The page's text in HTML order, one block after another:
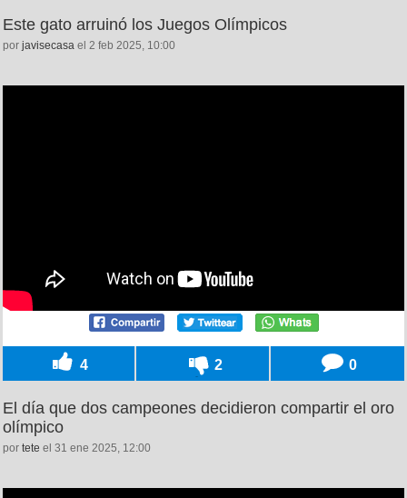
Este gato arruinó los Juegos Olímpicos
por javisecasa el 2 feb 2025, 10:00
4 2 0
El día que dos campeones decidieron compartir el oro
olímpico
por tete el 31 ene 2025, 12:00